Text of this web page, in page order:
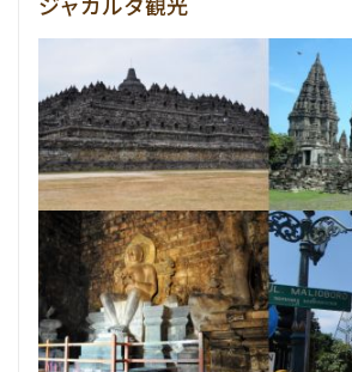
ジャカルタ観光